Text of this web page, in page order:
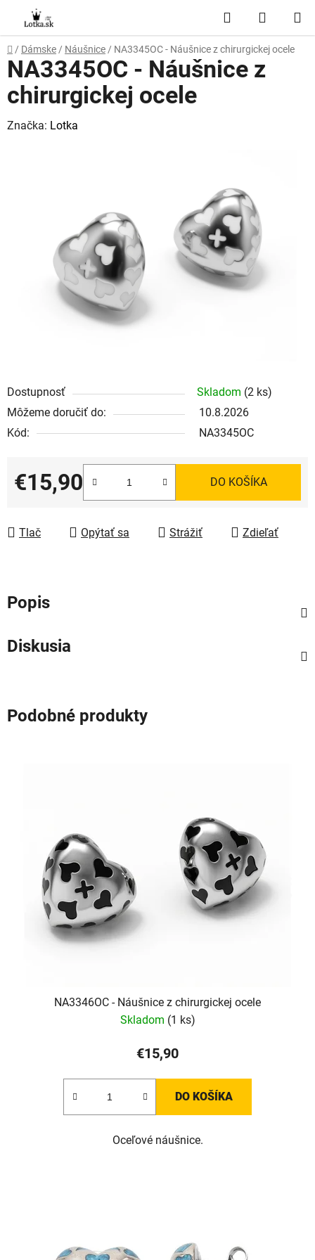
obsah
Hľadať
KOŠÍK
Domov
/ Dámske / Náušnice / NA3345OC - Náušnice z chirurgickej ocele
Dostupnosť Skladom (2 ks)
Môžeme doručiť do:
10.8.2026
Kód:
NA3345OC
€15,90
Jednotková cena:
DO KOŠÍKA
Tlač Opýtať sa Strážiť Zdieľať
NA3345OC - Náušnice z
chirurgickej ocele
Značka: Lotka
Popis
Diskusia
Podobné produkty
NA3346OC - Náušnice z chirurgickej ocele
Skladom (1 ks)
€15,90
DO KOŠÍKA
Oceľové náušnice.